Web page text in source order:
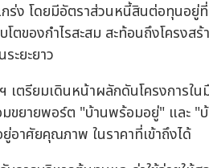
ร่ง โดยมีอัตราส่วนหนี้สินต่อทุนอยู่
ตของกำไรสะสม สะท้อนถึงโครงส
ะยะยาว
เตรียมเดินหน้าผลักดันโครงการใ
ขยายพอร์ต "บ้านพร้อมอยู่" และ "
อาศัยคุณภาพ ในราคาที่เข้าถึงได้